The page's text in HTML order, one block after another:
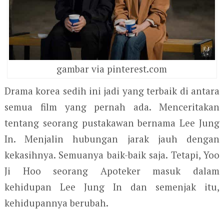
gambar via pinterest.com
Drama korea sedih ini jadi yang terbaik di antara
semua film yang pernah ada. Menceritakan
tentang seorang pustakawan bernama Lee Jung
In. Menjalin hubungan jarak jauh dengan
kekasihnya. Semuanya baik-baik saja. Tetapi, Yoo
Ji Hoo seorang Apoteker masuk dalam
kehidupan Lee Jung In dan semenjak itu,
kehidupannya berubah.